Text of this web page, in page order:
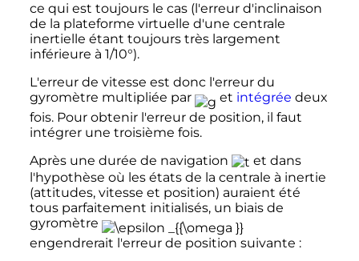
ce qui est toujours le cas (l'erreur d'inclinaison
de la plateforme virtuelle d'une centrale
inertielle étant toujours très largement
inférieure à 1/10°).
L'erreur de vitesse est donc l'erreur du
gyromètre multipliée par
et intégrée deux
fois. Pour obtenir l'erreur de position, il faut
intégrer une troisième fois.
Après une durée de navigation
et dans
l'hypothèse où les états de la centrale à inertie
(attitudes, vitesse et position) auraient été
tous parfaitement initialisés, un biais de
gyromètre
engendrerait l'erreur de position suivante :